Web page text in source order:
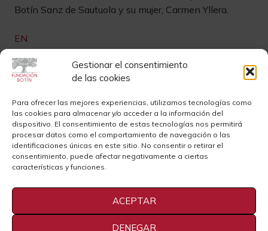
Gestionar el consentimiento
de las cookies
Para ofrecer las mejores experiencias, utilizamos tecnologías como
las cookies para almacenar y/o acceder a la información del
dispositivo. El consentimiento de estas tecnologías nos permitirá
procesar datos como el comportamiento de navegación o las
identificaciones únicas en este sitio. No consentir o retirar el
consentimiento, puede afectar negativamente a ciertas
características y funciones.
ACEPTAR
DENEGAR
Botín Sanz de Sautuola y su mujer, Carmen Yllera.
EN
Links de interés
Contacto
Sedes
Sala de Prensa
Privacidad
Instagram
Youtube